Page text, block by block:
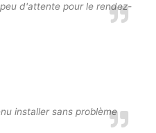
d'attente pour le rendez-
installer sans problème